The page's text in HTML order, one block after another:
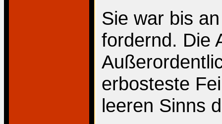
Sie war bis
fordernd. Die
erbosteste
leeren Sinns